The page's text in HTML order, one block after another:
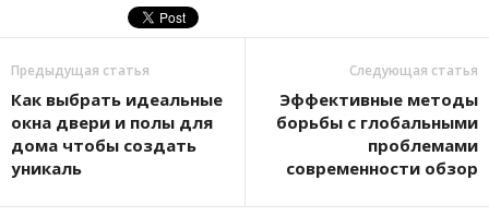
Предыдущая статья
Как выбрать идеальные
окна двери и полы для
дома чтобы создать
уникаль
Следующая статья
Эффективные методы
борьбы с глобальными
проблемами
современности обзор